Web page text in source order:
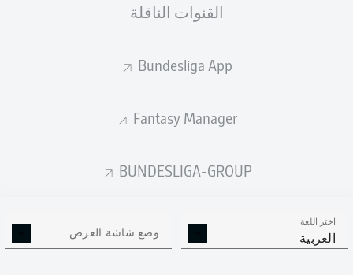
القنوات الناقلة
Bundesliga App
Fantasy Manager
BUNDESLIGA-GROUP
اختر اللغة
العربية وضع شاشة العرض
إحصائيات موسم 2025/2026
الافتكاكات الناجحة